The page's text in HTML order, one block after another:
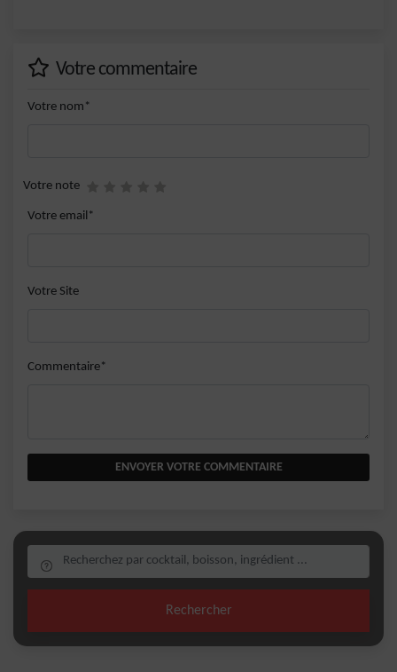
Votre commentaire
Votre nom*
Votre note
Votre email*
Votre Site
Commentaire*
ENVOYER VOTRE COMMENTAIRE
Rechercher